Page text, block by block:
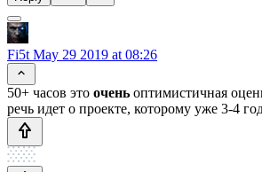
Fi5t May 29 2019 at 08:26
50+ часов это очень оптимистичная
речь идет о проекте, которому уже 3-4